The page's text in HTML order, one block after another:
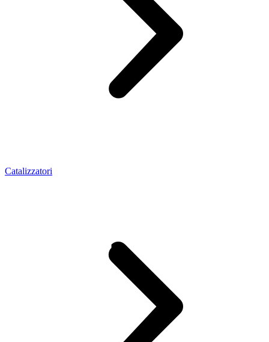
Catalizzatori